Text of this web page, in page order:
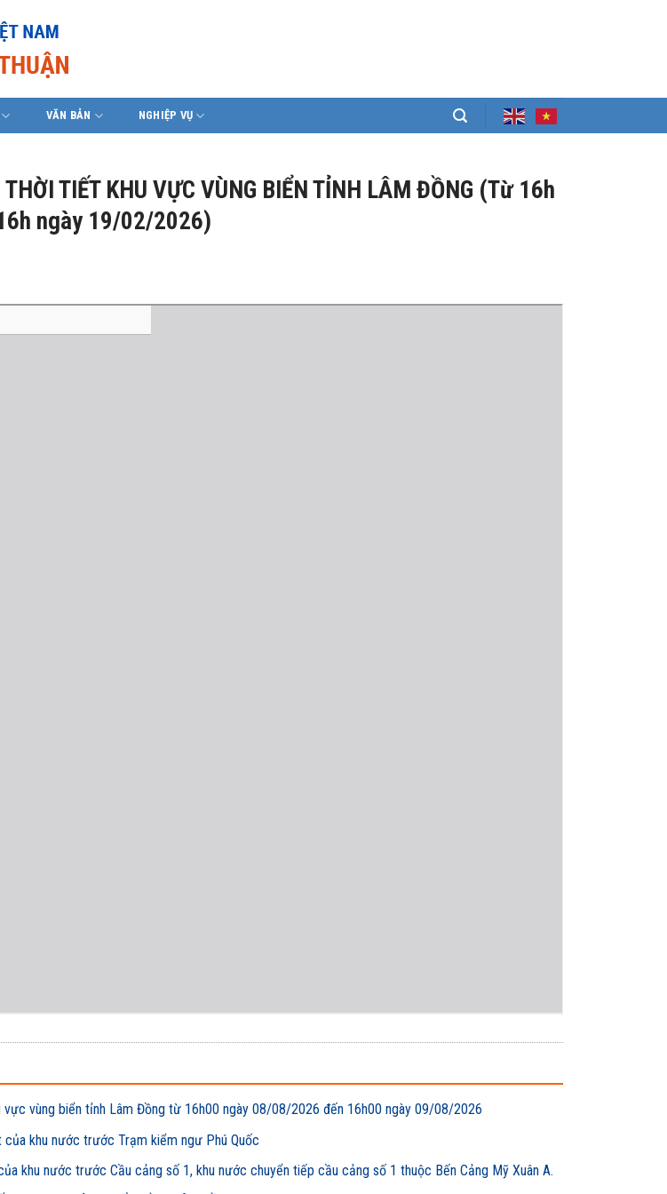
VĂN BẢN NGHIỆP VỤ
TIẾT KHU VỰC VÙNG BIỂN TỈNH LÂM ĐỒNG (Từ 16h
ngày 19/02/2026)
vực vùng biển tỉnh Lâm Đồng từ 16h00 ngày 08/08/2026 đến 16h00 ngày 09/08/2026
khu nước trước Trạm kiểm ngư Phú Quốc
khu nước trước Cầu cảng số 1, khu nước chuyển tiếp cầu cảng số 1 thuộc Bến Cảng Mỹ Xuân A.